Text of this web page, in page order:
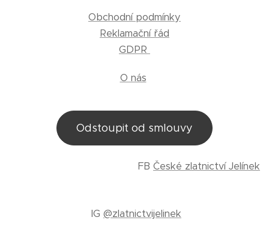
Obchodní podmínky
Reklamační řád
GDPR
O nás
Odstoupit od smlouvy
FB České zlatnictví Jelínek
IG @zlatnictvijelinek